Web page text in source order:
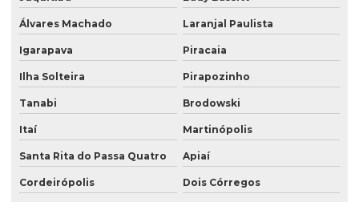
Álvares Machado Laranjal Paulista
Igarapava Piracaia
Ilha Solteira Pirapozinho
Tanabi Brodowski
Itaí Martinópolis
Santa Rita do Passa Quatro Apiaí
Cordeirópolis Dois Córregos